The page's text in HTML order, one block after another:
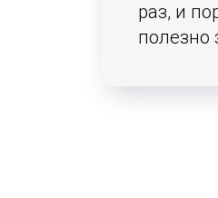
раз, и
полезно